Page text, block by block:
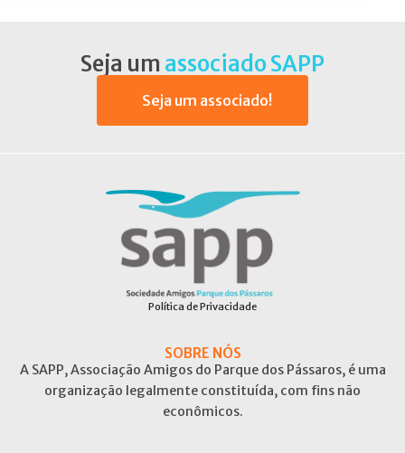
Seja um associado SAPP
Seja um associado!
Política de Privacidade
SOBRE NÓS
A SAPP, Associação Amigos do Parque dos Pássaros, é uma
organização legalmente constituída, com fins não
econômicos.